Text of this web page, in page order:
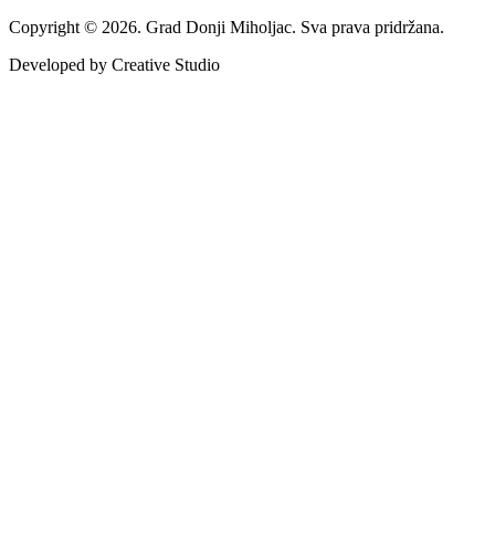
Copyright © 2026. Grad Donji Miholjac. Sva prava pridržana.
Developed by Creative Studio